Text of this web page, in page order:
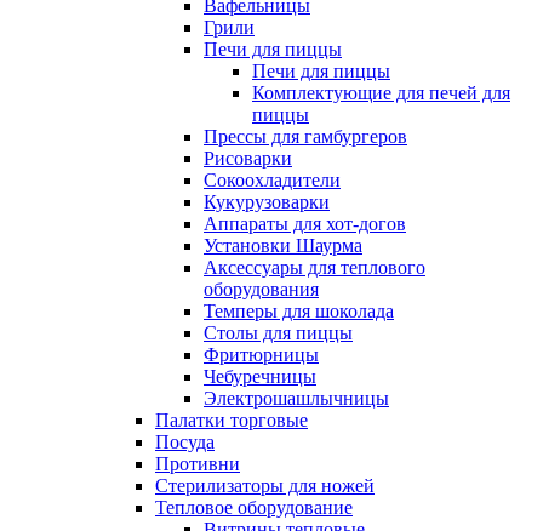
Вафельницы
Грили
Печи для пиццы
Печи для пиццы
Комплектующие для печей для
пиццы
Прессы для гамбургеров
Рисоварки
Сокоохладители
Кукурузоварки
Аппараты для хот-догов
Установки Шаурма
Аксессуары для теплового
оборудования
Темперы для шоколада
Столы для пиццы
Фритюрницы
Чебуречницы
Электрошашлычницы
Палатки торговые
Посуда
Противни
Стерилизаторы для ножей
Тепловое оборудование